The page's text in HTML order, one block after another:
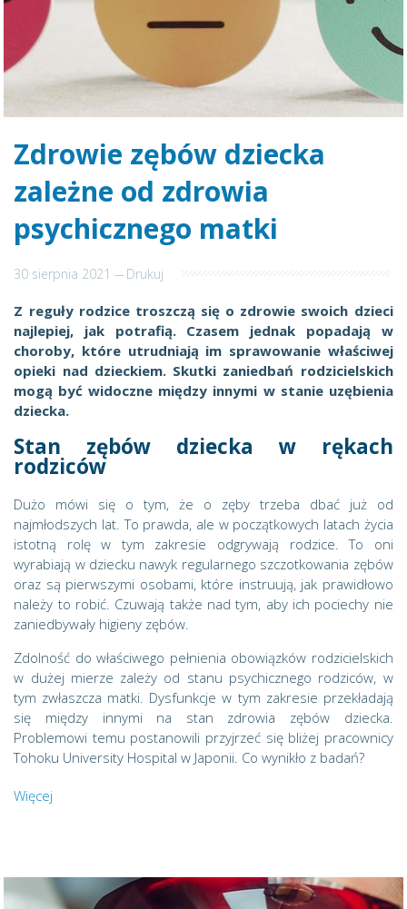
Zdrowie zębów dziecka
zależne od zdrowia
psychicznego matki
30 sierpnia 2021--- Drukuj
Z reguły rodzice troszczą się o zdrowie swoich dzieci
najlepiej, jak potrafią. Czasem jednak popadają w
choroby, które utrudniają im sprawowanie właściwej
opieki nad dzieckiem. Skutki zaniedbań rodzicielskich
mogą być widoczne między innymi w stanie uzębienia
dziecka.
Stan zębów dziecka w rękach
rodziców
Dużo mówi się o tym, że o zęby trzeba dbać już od
najmłodszych lat. To prawda, ale w początkowych latach życia
istotną rolę w tym zakresie odgrywają rodzice. To oni
wyrabiają w dziecku nawyk regularnego szczotkowania zębów
oraz są pierwszymi osobami, które instruują, jak prawidłowo
należy to robić. Czuwają także nad tym, aby ich pociechy nie
zaniedbywały higieny zębów.
Zdolność do właściwego pełnienia obowiązków rodzicielskich
w dużej mierze zależy od stanu psychicznego rodziców, w
tym zwłaszcza matki. Dysfunkcje w tym zakresie przekładają
się między innymi na stan zdrowia zębów dziecka.
Problemowi temu postanowili przyjrzeć się bliżej pracownicy
Tohoku University Hospital w Japonii. Co wynikło z badań?
Więcej